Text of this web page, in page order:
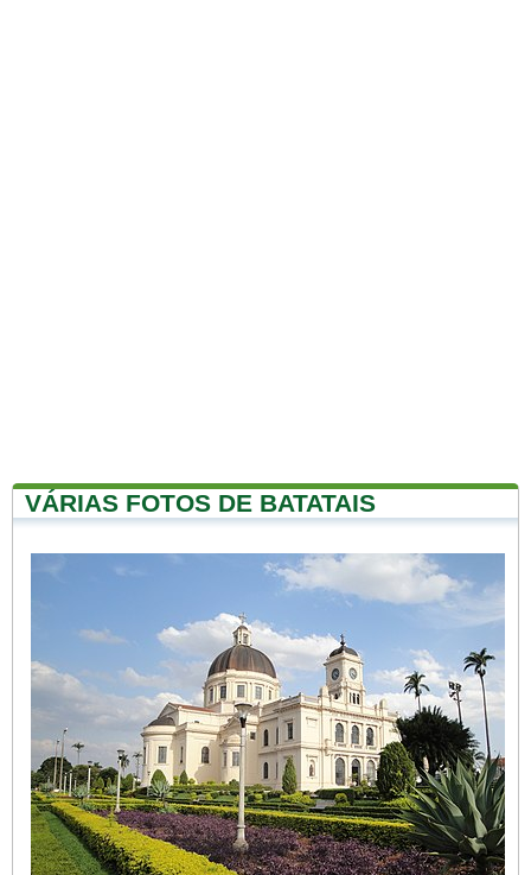
VÁRIAS FOTOS DE BATATAIS